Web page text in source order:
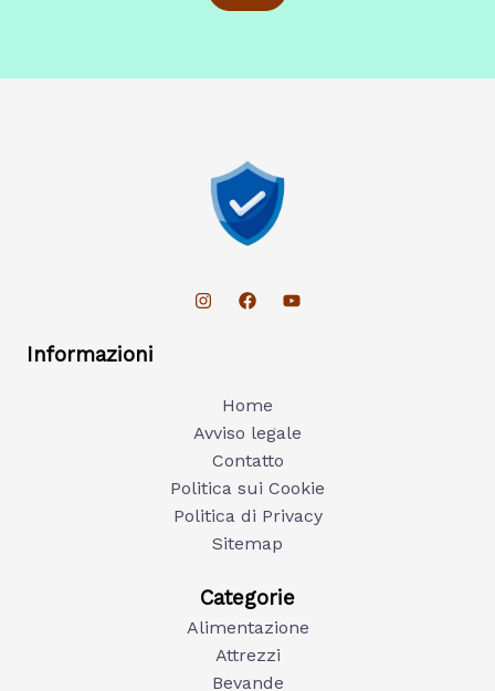
Informazioni
Home
Avviso legale
Contatto
Politica sui Cookie
Politica di Privacy
Sitemap
Categorie
Alimentazione
Attrezzi
Bevande